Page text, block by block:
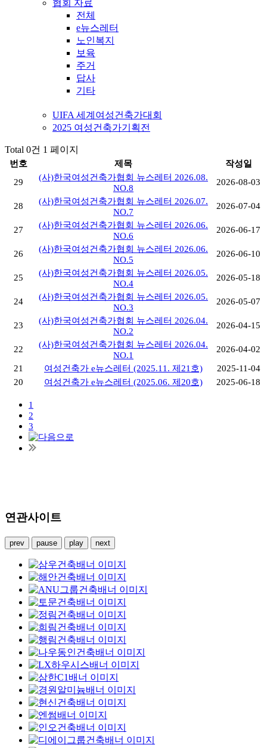
협회 자료
전체
e뉴스레터
노인복지
보육
주거
답사
기타
UIFA 세계여성건축가대회
2025 여성건축가기획전
Total 0건 1 페이지
번호 제목
작성일
29
(사)한국여성건축가협회 뉴스레터 2026.08.
NO.8
2026-08-03
28
(사)한국여성건축가협회 뉴스레터 2026.07.
NO.7
2026-07-04
27
(사)한국여성건축가협회 뉴스레터 2026.06.
NO.6
2026-06-17
26
(사)한국여성건축가협회 뉴스레터 2026.06.
NO.5
2026-06-10
25
(사)한국여성건축가협회 뉴스레터 2026.05.
NO.4
2026-05-18
24
(사)한국여성건축가협회 뉴스레터 2026.05.
NO.3
2026-05-07
23
(사)한국여성건축가협회 뉴스레터 2026.04.
NO.2
2026-04-15
22
(사)한국여성건축가협회 뉴스레터 2026.04.
NO.1
2026-04-02
21
여성건축가 e뉴스레터 (2025.11. 제21호)
2025-11-04
20
여성건축가 e뉴스레터 (2025.06. 제20호) 2025-06-18
1
2
3
연관사이트
prev pause play next